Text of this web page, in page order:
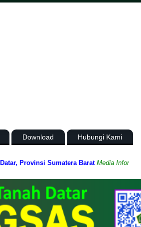
Download Hubungi Kami
Sumatera Barat Media Informasi dan